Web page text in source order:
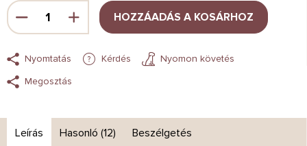
HOZZÁADÁS A KOSÁRHOZ
Nyomtatás Kérdés
Nyomon követés
Megosztás
Leírás Hasonló (12) Beszélgetés